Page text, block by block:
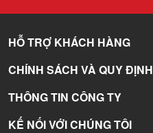
HỖ TRỢ KHÁCH HÀNG
CHÍNH SÁCH VÀ QUY ĐỊNH
THÔNG TIN CÔNG TY
KẾ NỐI VỚI CHÚNG TÔI